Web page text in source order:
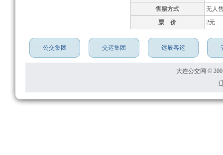
售票方式
无人
票 价
2元
公交集团 交运集团 远辰客运
大连公交网 ©